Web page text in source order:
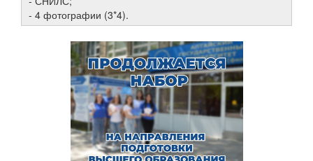
- 4 фотографии (3*4).